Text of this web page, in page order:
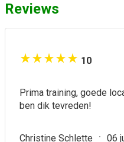
Reviews
10
Prima training, goede
ben dik tevreden!
Christine Schlette 06